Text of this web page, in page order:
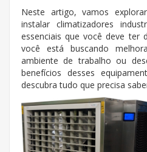
Neste artigo, vamos
instalar climatizadores
essenciais que você deve ter
você está buscando
ambiente de trabalho ou
benefícios desses
descubra tudo que precisa